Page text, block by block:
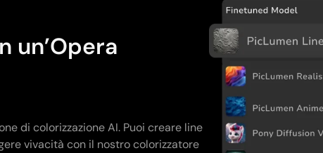
un’Opera
di colorizzazione AI. Puoi creare line
vivacità con il nostro colorizzatore